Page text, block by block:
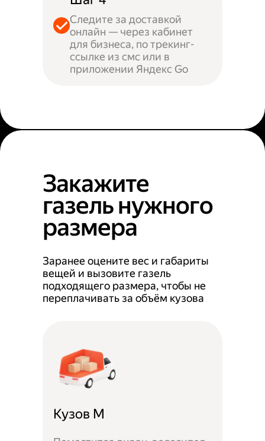
Следите за доставкой
онлайн — через кабинет
для бизнеса, по трекинг-
ссылке из смс или в
приложении Яндекс Go
Закажите
газель нужного
размера
Заранее оцените вес и габариты
вещей и вызовите газель
подходящего размера, чтобы не
переплачивать за объём кузова
Кузов M